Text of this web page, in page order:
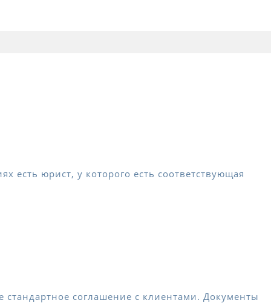
юрист, у которого есть соответствующая
соглашение с клиентами. Документы